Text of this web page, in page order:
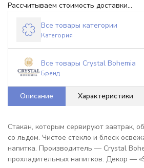
Рассчитываем стоимость доставки...
Все товары категории
Категория
Все товары Crystal Bohemia
Бренд
Описание Характеристики
Стакан, которым сервируют завтрак,
со льдом. Чистое стекло и блеск
напитка. Производитель — Crystal
прохладительных напитков. Декор —